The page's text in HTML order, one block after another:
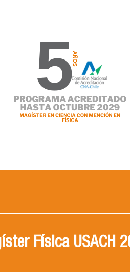
Física USACH